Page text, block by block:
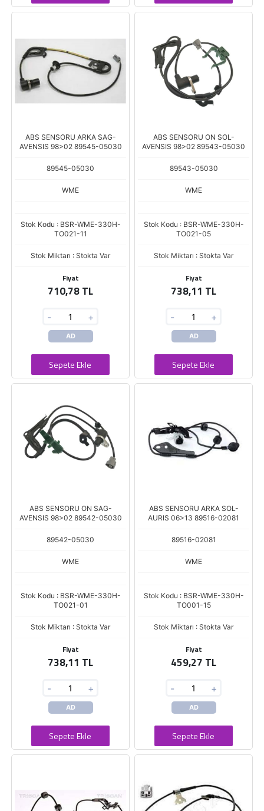
ABS SENSORU ARKA SAG-
AVENSIS 98>02 89545-05030
89545-05030
WME
Stok Kodu : BSR-WME-330H-
TO021-11
Stok Miktarı : Stokta Var
Fiyat
710,78 TL
- +
AD
Sepete Ekle
ABS SENSORU ON SOL-
AVENSIS 98>02 89543-05030
89543-05030
WME
Stok Kodu : BSR-WME-330H-
TO021-05
Stok Miktarı : Stokta Var
Fiyat
738,11 TL
- +
AD
Sepete Ekle
ABS SENSORU ON SAG-
AVENSIS 98>02 89542-05030
89542-05030
WME
Stok Kodu : BSR-WME-330H-
TO021-01
Stok Miktarı : Stokta Var
Fiyat
738,11 TL
- +
AD
Sepete Ekle
ABS SENSORU ARKA SOL-
AURIS 06>13 89516-02081
89516-02081
WME
Stok Kodu : BSR-WME-330H-
TO001-15
Stok Miktarı : Stokta Var
Fiyat
459,27 TL
- +
AD
Sepete Ekle